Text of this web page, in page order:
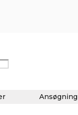
Ansøgning